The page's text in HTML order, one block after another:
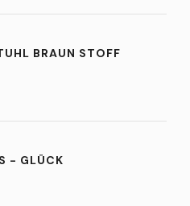
BRAUN STOFF
- GLÜCK